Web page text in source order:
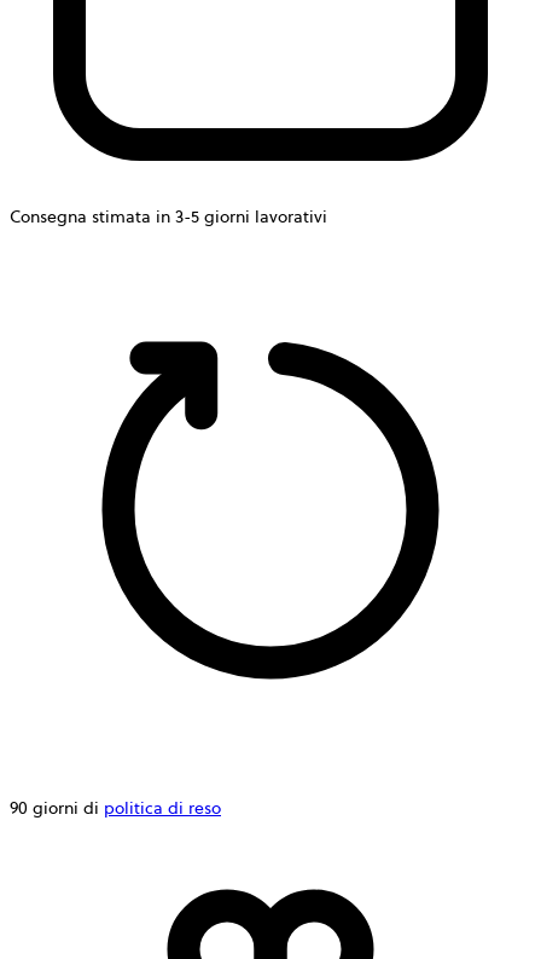
Consegna stimata in 3-5 giorni lavorativi
90 giorni di politica di reso